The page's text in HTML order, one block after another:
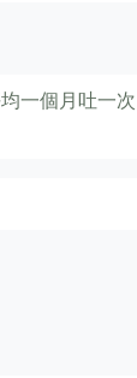
一個月吐一次